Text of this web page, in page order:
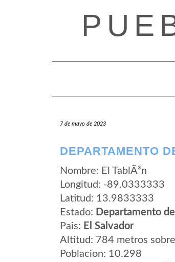
7 de mayo de 2023
DEPARTAMENTO
Nombre: El TablÃ³n
Longitud: -89.0333333
Latitud: 13.9833333
Estado: Departamento
Pais: El Salvador
Altitud: 784 metros
Poblacion: 10.298